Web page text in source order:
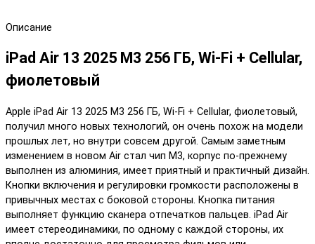
Описание
iPad Air 13 2025 M3 256 ГБ, Wi-Fi + Cellular,
фиолетовый
Apple iPad Air 13 2025 M3 256 ГБ, Wi-Fi + Cellular, фиолетовый,
получил много новых технологий, он очень похож на модели
прошлых лет, но внутри совсем другой. Самым заметным
изменением в новом Air стал чип M3, корпус по-прежнему
выполнен из алюминия, имеет приятный и практичный дизайн.
Кнопки включения и регулировки громкости расположены в
привычных местах с боковой стороны. Кнопка питания
выполняет функцию сканера отпечатков пальцев. iPad Air
имеет стереодинамики, по одному с каждой стороны, их